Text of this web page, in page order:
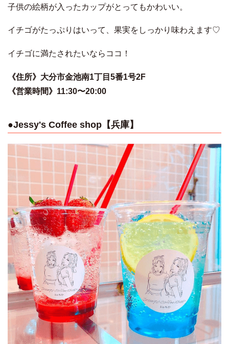
子供の絵柄が入ったカップがとってもかわいい。
イチゴがたっぷりはいって、果実をしっかり味わえます♡
イチゴに満たされたいならココ！
《住所》大分市金池南1丁目5番1号2F
《営業時間》11:30〜20:00
●Jessy's Coffee shop【兵庫】